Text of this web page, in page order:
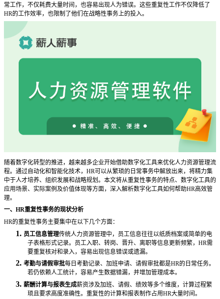
常工作，不仅耗费大量时间，也容易出现人为错误。这些重复性工作不仅降低了
HR的工作效率，也限制了他们在战略性事务上的投入。
随着数字化转型的推进，越来越多企业开始借助数字化工具来优化人力资源管理流
程。通过自动化和智能化技术， HR可以从繁琐的日常事务中解放出来，将精力集
中于人才培养、组织发展和战略规划。本文将从重复性事务的特点、数字化工具的
应用场景、实际案例及价值体现等方面，深入解析数字化工具如何帮助HR高效管
理。
一、 HR重复性事务的现状分析
HR的重复性事务主要集中在以下几个方面：
1. 员工信息管理传统人力资源管理中，员工信息往往以纸质档案或简单的电
子表格形式记录。员工入职、转岗、晋升、离职等信息更新频繁， HR需
要重复核对和录入，容易出现信息错误或遗漏。
2. 考勤与请假审批每日考勤记录、加班申请、请假审批都是HR的日常任务。
若仍依赖人工统计，容易产生数据错漏，并增加管理成本。
3. 薪酬计算与报表生成薪资涉及加班、请假、绩效等多个维度，计算过程繁
琐且要求高度准确性。重复性的计算和报表制作占用HR大量时间。